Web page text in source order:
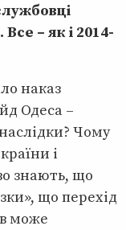
– як і 2014-
наказ
Одеса –
Чому
і
знають, що
що перехід
може